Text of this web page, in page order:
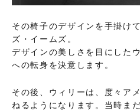
その椅子のデザインを手掛け
ズ・イームズ。
デザインの美しさを目にした
への転身を決意します。
その後、ウィリーは、度々ア
ねるようになります。当時ま